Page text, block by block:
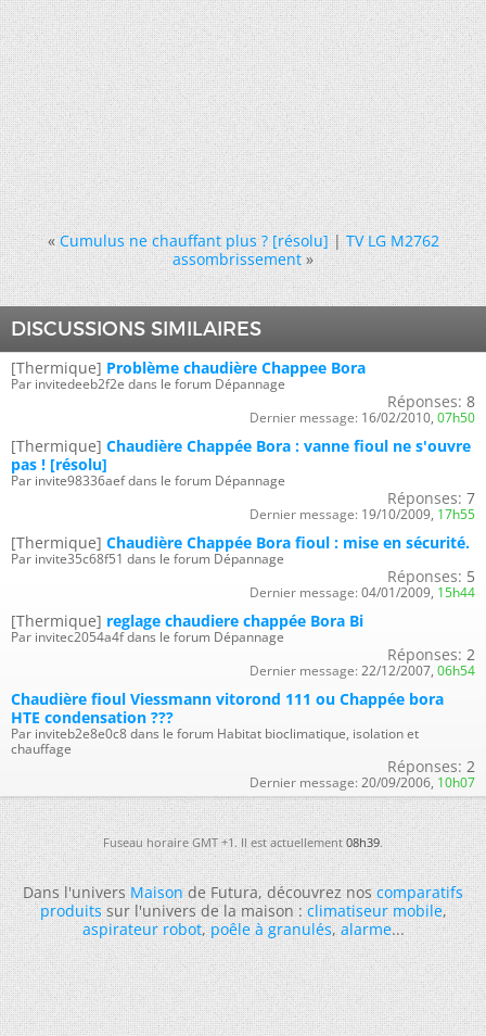
« Cumulus ne chauffant plus ? [résolu]|TV LG M2762
assombrissement »
DISCUSSIONS SIMILAIRES
[Thermique] Problème chaudière Chappee Bora
Par invitedeeb2f2e dans le forum Dépannage
Réponses: 8
Dernier message: 16/02/2010, 07h50
[Thermique] Chaudière Chappée Bora : vanne fioul ne s'ouvre
pas ! [résolu]
Par invite98336aef dans le forum Dépannage
Réponses: 7
Dernier message: 19/10/2009, 17h55
[Thermique] Chaudière Chappée Bora fioul : mise en sécurité.
Par invite35c68f51 dans le forum Dépannage
Réponses: 5
Dernier message: 04/01/2009, 15h44
[Thermique] reglage chaudiere chappée Bora Bi
Par invitec2054a4f dans le forum Dépannage
Réponses: 2
Dernier message: 22/12/2007, 06h54
Chaudière fioul Viessmann vitorond 111 ou Chappée bora
HTE condensation ???
Par inviteb2e8e0c8 dans le forum Habitat bioclimatique, isolation et
chauffage
Réponses: 2
Dernier message: 20/09/2006, 10h07
Fuseau horaire GMT +1. Il est actuellement08h39.
Dans l'universMaisonde Futura, découvrez noscomparatifs
produitssur l'univers de la maison :climatiseur mobile,
aspirateur robot,poêle à granulés,alarme...